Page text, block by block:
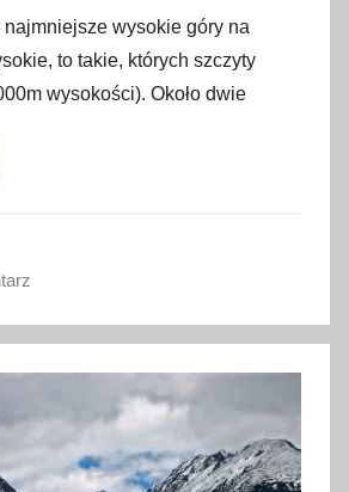
najmniejsze wysokie góry na
to takie, których szczyty
wysokości). Około dwie